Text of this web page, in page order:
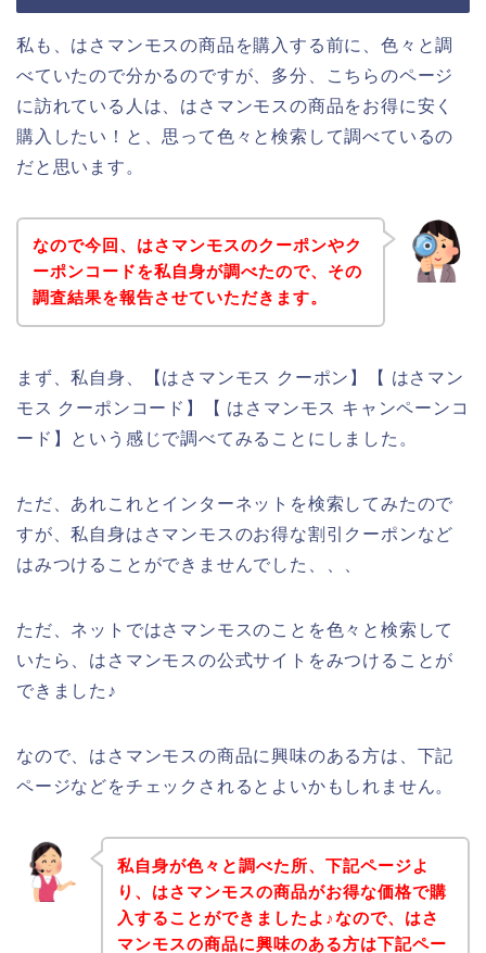
私も、はさマンモスの商品を購入する前に、色々と調
べていたので分かるのですが、多分、こちらのページ
に訪れている人は、はさマンモスの商品をお得に安く
購入したい！と、思って色々と検索して調べているの
だと思います。
なので今回、はさマンモスのクーポンやク
ーポンコードを私自身が調べたので、その
調査結果を報告させていただきます。
まず、私自身、【はさマンモス クーポン】【 はさマン
モス クーポンコード】【 はさマンモス キャンペーンコ
ード】という感じで調べてみることにしました。
ただ、あれこれとインターネットを検索してみたので
すが、私自身はさマンモスのお得な割引クーポンなど
はみつけることができませんでした、、、
ただ、ネットではさマンモスのことを色々と検索して
いたら、はさマンモスの公式サイトをみつけることが
できました♪
なので、はさマンモスの商品に興味のある方は、下記
ページなどをチェックされるとよいかもしれません。
私自身が色々と調べた所、下記ページよ
り、はさマンモスの商品がお得な価格で購
入することができましたよ♪なので、はさ
マンモスの商品に興味のある方は下記ペー